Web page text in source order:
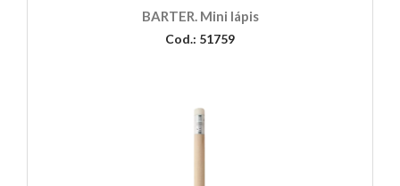
BARTER. Mini lápis
Cod.: 51759